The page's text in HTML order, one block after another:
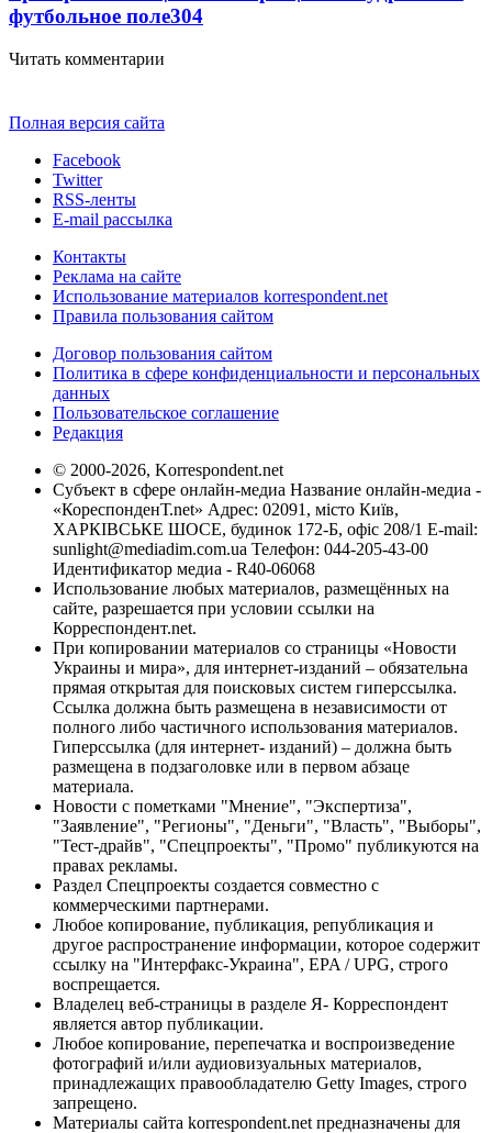
футбольное поле304
Читать комментарии
Полная версия сайта
Facebook
Twitter
RSS-ленты
E-mail рассылка
Контакты
Реклама на сайте
Использование материалов korrespondent.net
Правила пользования сайтом
Договор пользования сайтом
Политика в сфере конфиденциальности и персональных
данных
Пользовательское соглашение
Редакция
© 2000-2026, Korrespondent.net
Субъект в сфере онлайн-медиа Название онлайн-медиа -
«КореспонденТ.net» Адрес: 02091, місто Київ,
ХАРКІВСЬКЕ ШОСЕ, будинок 172-Б, офіс 208/1 E-mail:
sunlight@mediadim.com.ua Телефон: 044-205-43-00
Идентификатор медиа - R40-06068
Использование любых материалов, размещённых на
сайте, разрешается при условии ссылки на
Корреспондент.net.
При копировании материалов со страницы «Новости
Украины и мира», для интернет-изданий – обязательна
прямая открытая для поисковых систем гиперссылка.
Ссылка должна быть размещена в независимости от
полного либо частичного использования материалов.
Гиперссылка (для интернет- изданий) – должна быть
размещена в подзаголовке или в первом абзаце
материала.
Новости с пометками "Мнение", "Экспертиза",
"Заявление", "Регионы", "Деньги", "Власть", "Выборы",
"Тест-драйв", "Спецпроекты", "Промо" публикуются на
правах рекламы.
Раздел Спецпроекты создается совместно с
коммерческими партнерами.
Любое копирование, публикация, републикация и
другое распространение информации, которое содержит
ссылку на "Интерфакс-Украина", EPA / UPG, строго
воспрещается.
Владелец веб-страницы в разделе Я- Корреспондент
является автор публикации.
Любое копирование, перепечатка и воспроизведение
фотографий и/или аудиовизуальных материалов,
принадлежащих правообладателю Getty Images, строго
запрещено.
Материалы сайта korrespondent.net предназначены для